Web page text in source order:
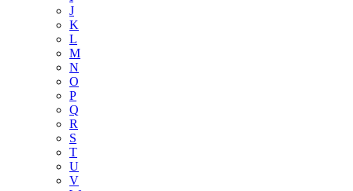
J
K
L
M
N
O
P
Q
R
S
T
U
V